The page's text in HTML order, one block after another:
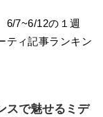
7~6/12の１週
ティ記事ランキン
スで魅せるミデ